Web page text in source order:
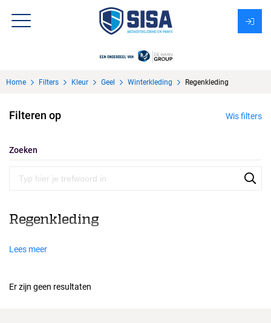
Over Sisa
KMS
Uitzendbureau?
Home Filters Kleur Geel Winterkleding Regenkleding
Filteren op Wis filters
Zoeken
Regenkleding
Lees meer
Er zijn geen resultaten